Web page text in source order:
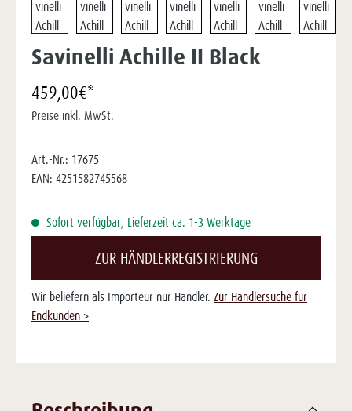
Savinelli Achille II Black
459,00€*
Preise inkl. MwSt.
Art.-Nr.: 17675
EAN: 4251582745568
Sofort verfügbar, Lieferzeit ca. 1-3 Werktage
ZUR HÄNDLERREGISTRIERUNG
Wir beliefern als Importeur nur Händler. Zur Händlersuche für
Endkunden >